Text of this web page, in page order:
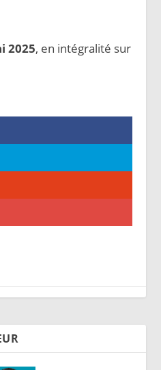
2025, en intégralité sur